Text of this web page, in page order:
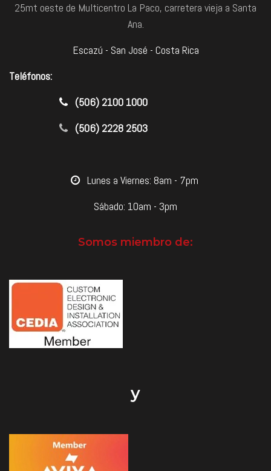
25mt oeste de Multicentro La Paco, carretera vieja a Santa
Ana.
Escazú - San José - Costa Rica
Teléfonos:
​(506) 2100 1000
(506) 2228 2503
​Lunes a Viernes: 8am - 7pm
Sábado: 10am - 3pm
Somos miembro de:
y